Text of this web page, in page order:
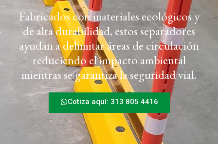
Fabricados con materiales ecológicos y
de alta durabilidad, estos separadores
ayudan a delimitar áreas de circulación
reduciendo el impacto ambiental
mientras se garantiza la seguridad vial.
Cotiza aquí: 313 805 4416